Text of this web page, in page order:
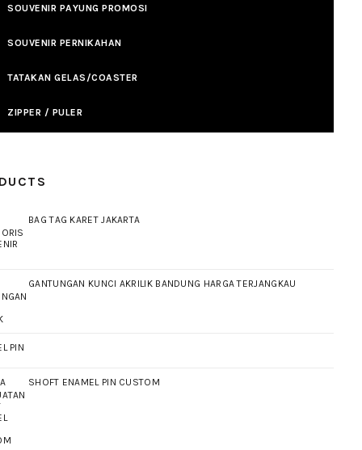
SOUVENIR PAYUNG PROMOSI
SOUVENIR PERNIKAHAN
TATAKAN GELAS/COASTER
ZIPPER / PULER
BAG TAG KARET JAKARTA
GANTUNGAN KUNCI AKRILIK BANDUNG HARGA TERJANGKAU
PIN
SHOFT ENAMEL PIN CUSTOM